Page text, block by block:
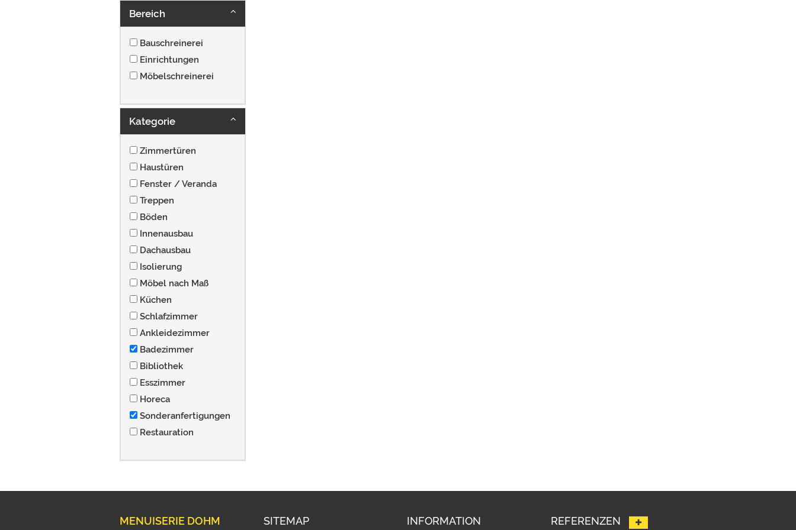
Bereich
Bauschreinerei
Einrichtungen
Möbelschreinerei
Kategorie
Zimmertüren
Haustüren
Fenster / Veranda
Treppen
Böden
Innenausbau
Dachausbau
Isolierung
Möbel nach Maß
Küchen
Schlafzimmer
Ankleidezimmer
Badezimmer
Bibliothek
Esszimmer
Horeca
Sonderanfertigungen
Restauration
MENUISERIE DOHM SITEMAP INFORMATION REFERENZEN